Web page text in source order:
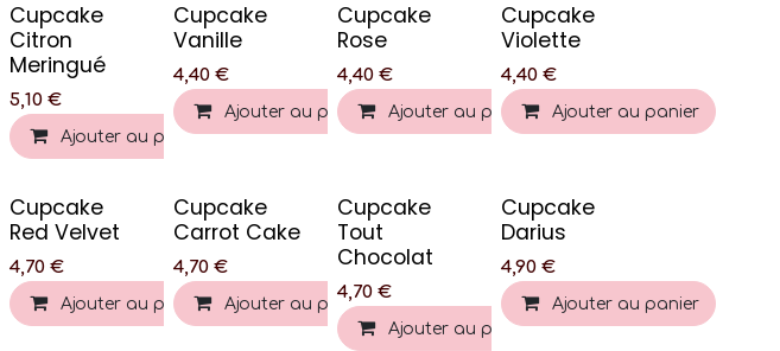
Cupcake
Citron
Meringué
5,10 €
Ajouter au panier
Cupcake
Vanille
4,40 €
Ajouter au panier
Cupcake
Rose
4,40 €
Ajouter au panier
Cupcake
Violette
4,40 €
Ajouter au panier
Cupcake
Red Velvet
4,70 €
Ajouter au panier
Cupcake
Carrot Cake
4,70 €
Ajouter au panier
Cupcake
Tout
Chocolat
4,70 €
Ajouter au panier
Cupcake
Darius
4,90 €
Ajouter au panier